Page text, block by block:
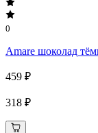
0
Amare шоколад
459 ₽
318 ₽